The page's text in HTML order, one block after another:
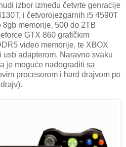
izbor između četvrte genracije
i četvorojezgarnih i5 4590T
memorije, 500 do 2TB
GTX 860 grafičkim
video memorije, te XBOX
adapterom. Naravno svaku
je moguće nadograditi sa
procesorom i hard drajvom po